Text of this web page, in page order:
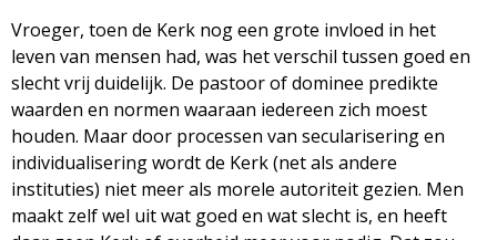
i
n
e
Vroeger, toen de Kerk nog een grote invloed in het
leven van mensen had, was het verschil tussen goed en
slecht vrij duidelijk. De pastoor of dominee predikte
waarden en normen waaraan iedereen zich moest
houden. Maar door processen van secularisering en
individualisering wordt de Kerk (net als andere
instituties) niet meer als morele autoriteit gezien. Men
maakt zelf wel uit wat goed en wat slecht is, en heeft